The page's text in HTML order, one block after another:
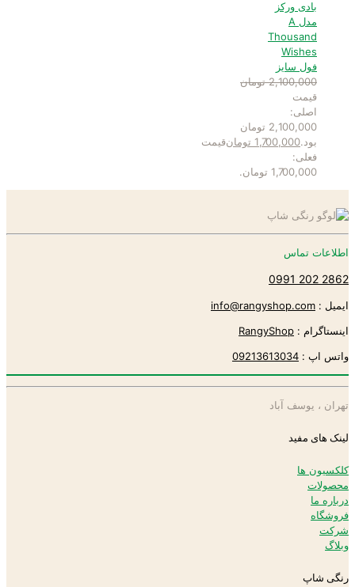
بادی ورکز
مدل A
Thousand
Wishes
فول سایز
2,100,000 تومان
قیمت
اصلی:
2,100,000 تومان
بود.1,700,000 تومانقیمت
فعلی:
1,700,000 تومان.
اطلاعات تماس
2862 202 0991
ایمیل : info@rangyshop.com
اینستاگرام : RangyShop
واتس اپ : 09213613034
تهران ، یوسف آباد
لینک های مفید
کلکسیون ها
محصولات
درباره ما
فروشگاه
شرکت
وبلاگ
رنگی شاپ